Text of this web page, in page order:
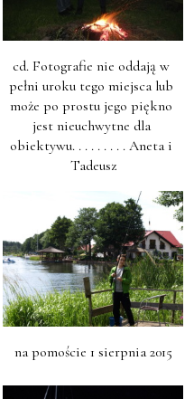
cd. Fotografie nie oddają w
pełni uroku tego miejsca lub
może po prostu jego piękno
jest nieuchwytne dla
obiektywu. . . . . . . . . Aneta i
Tadeusz
na pomoście 1 sierpnia 2015